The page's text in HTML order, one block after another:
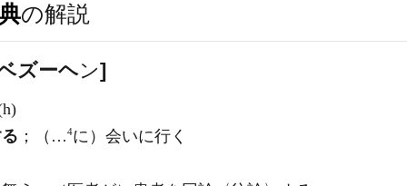
の解説
ズーヘン]
；（…4に）会いに行く